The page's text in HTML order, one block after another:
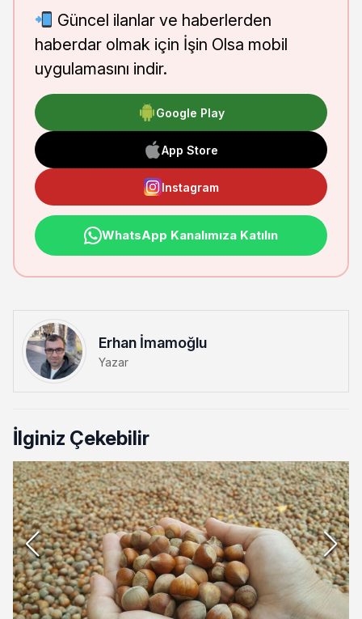
Güncel ilanlar ve haberlerden
haberdar olmak için İşin Olsa mobil
uygulamasını indir.
Google Play
App Store
Instagram
WhatsApp Kanalımıza Katılın
Erhan İmamoğlu
Yazar
İlginiz Çekebilir